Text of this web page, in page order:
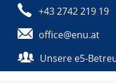
Telefon:
+43 2742 219 19
E-Mail:
office@enu.at
Unsere e5-